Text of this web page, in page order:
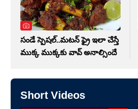
సండే స్పెషల్..మటన్ ఫ్రై ఇలా చేస్తే
ముక్క ముక్కకు వావ్ అనాల్సిందే
Short Videos